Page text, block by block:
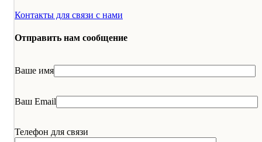
Контакты для связи с нами
Отправить нам сообщение
Ваше имя
Ваш Email
Телефон для связи